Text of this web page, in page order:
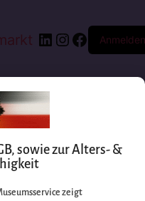
Anmelden
sowie zur Alters- &
zeigt